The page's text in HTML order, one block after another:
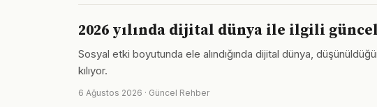
2026 yılında dijital dünya ile ilgili
Sosyal etki boyutunda ele alındığında dijital dünya,
kılıyor.
6 Ağustos 2026 · Güncel Rehber